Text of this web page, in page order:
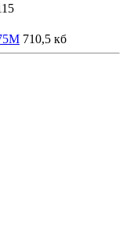
710,5 кб